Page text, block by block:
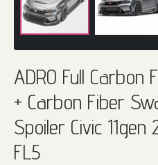
na
początek
galerii
ADRO Full Carbon
+ Carbon Fiber
Spoiler Civic
FL5